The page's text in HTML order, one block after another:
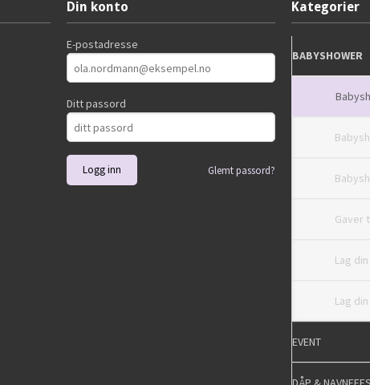
Din konto
E-postadresse
Ditt passord
Glemt passord?
Kategorier
BABYSHOWER
Gaver
Lag
Lag
EVENT